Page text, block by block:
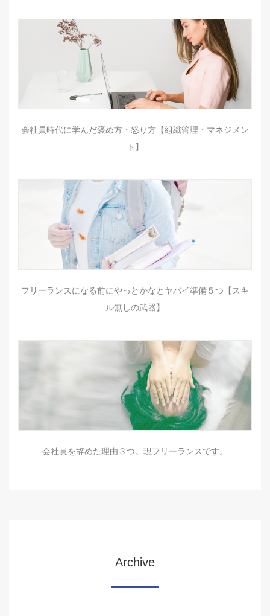
会社員時代に学んだ褒め方・怒り方【組織管理・マネジメン
ト】
フリーランスになる前にやっとかなとヤバイ準備５つ【スキ
ル無しの武器】
会社員を辞めた理由３つ。現フリーランスです。
Archive